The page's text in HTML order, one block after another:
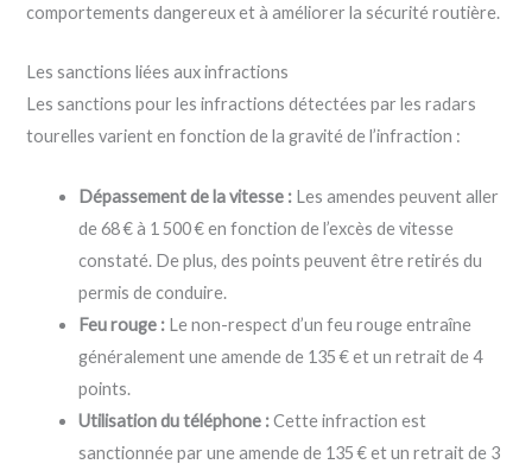
comportements dangereux et à améliorer la sécurité routière.
Les sanctions liées aux infractions
Les sanctions pour les infractions détectées par les radars
tourelles varient en fonction de la gravité de l’infraction :
Dépassement de la vitesse : Les amendes peuvent aller
de 68 € à 1 500 € en fonction de l’excès de vitesse
constaté. De plus, des points peuvent être retirés du
permis de conduire.
Feu rouge : Le non-respect d’un feu rouge entraîne
généralement une amende de 135 € et un retrait de 4
points.
Utilisation du téléphone :Cette infraction est
sanctionnée par une amende de 135 € et un retrait de 3